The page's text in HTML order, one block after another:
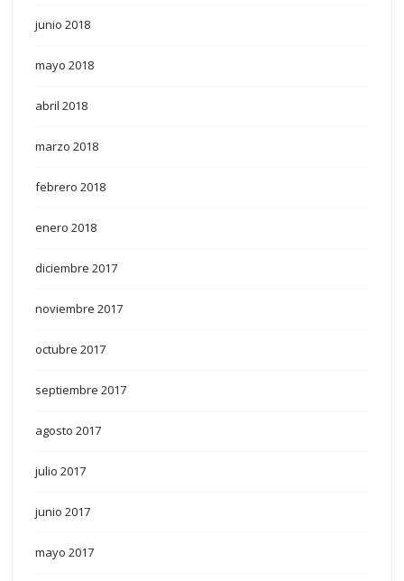
junio 2018
mayo 2018
abril 2018
marzo 2018
febrero 2018
enero 2018
diciembre 2017
noviembre 2017
octubre 2017
septiembre 2017
agosto 2017
julio 2017
junio 2017
mayo 2017